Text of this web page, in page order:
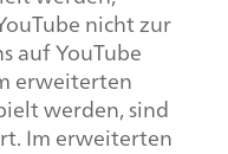
nicht zur
auf YouTube
erweiterten
werden, sind
Im erweiterten